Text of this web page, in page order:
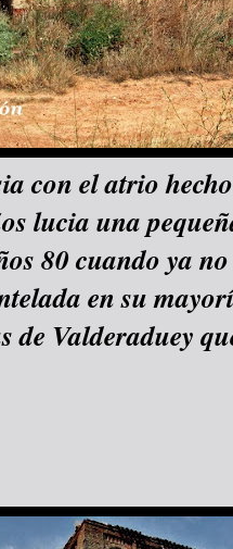
con el atrio
lucia una
80 cuando ya
en su
de Valderaduey